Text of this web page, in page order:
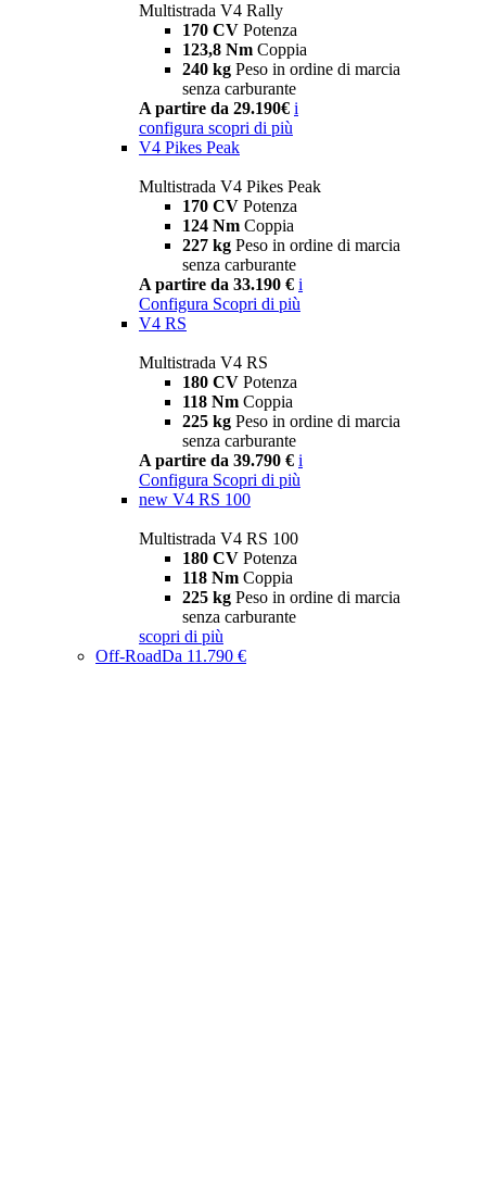
Multistrada V4 Rally
170 CV Potenza
123,8 Nm Coppia
240 kg Peso in ordine di marcia
senza carburante
A partire da 29.190€ i
configura scopri di più
V4 Pikes Peak
Multistrada V4 Pikes Peak
170 CV Potenza
124 Nm Coppia
227 kg Peso in ordine di marcia
senza carburante
A partire da 33.190 € i
Configura Scopri di più
V4 RS
Multistrada V4 RS
180 CV Potenza
118 Nm Coppia
225 kg Peso in ordine di marcia
senza carburante
A partire da 39.790 € i
Configura Scopri di più
new V4 RS 100
Multistrada V4 RS 100
180 CV Potenza
118 Nm Coppia
225 kg Peso in ordine di marcia
senza carburante
scopri di più
Off-RoadDa 11.790 €